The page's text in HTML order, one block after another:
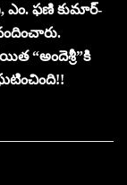
ఎం. ఫణి కుమార్-
“అందెశ్రీ”కి